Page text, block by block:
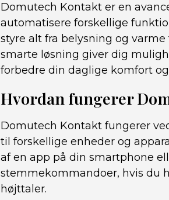
Domutech Kontakt er en
automatisere forskellige
styre alt fra belysning og
smarte løsning giver dig
forbedre din daglige komfort
Hvordan fungerer
Domutech Kontakt fungerer
til forskellige enheder og
af en app på din smartphone
stemmekommandoer, hvis du
højttaler.